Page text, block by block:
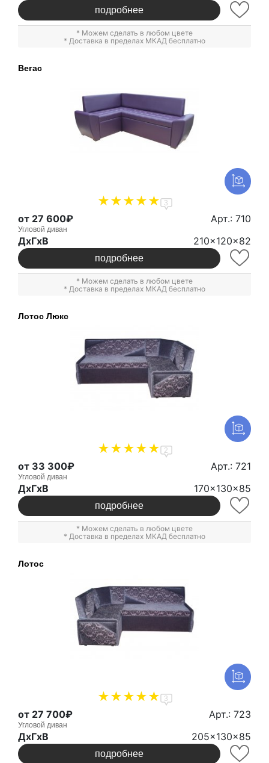
подробнее
* Можем сделать в любом цвете
* Доставка в пределах МКАД бесплатно
Вегас
3
от 27 600₽ Арт.: 710
Угловой диван
ДxГxВ 210x120x82
подробнее
* Можем сделать в любом цвете
* Доставка в пределах МКАД бесплатно
Лотос Люкс
2
от 33 300₽ Арт.: 721
Угловой диван
ДxГxВ 170x130x85
подробнее
* Можем сделать в любом цвете
* Доставка в пределах МКАД бесплатно
Лотос
3
от 27 700₽ Арт.: 723
Угловой диван
ДxГxВ 205x130x85
подробнее